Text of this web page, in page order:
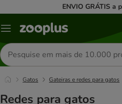
ENVIO GRÁTIS a
Menu
Pesquisar
produtos
Gatos Gateiras e redes para gatos
Redes para gatos